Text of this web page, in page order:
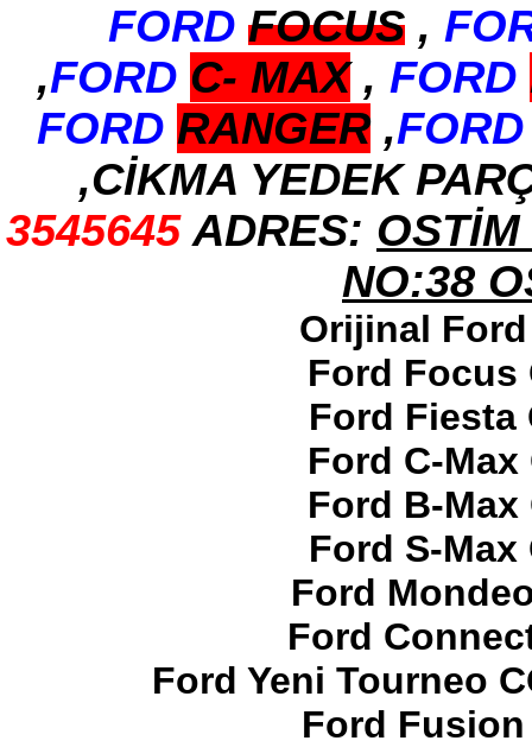
2017-2018 ford ranger arka
tampon
Ürün Kodu : 2017-2018 ford ranger
dirksiyon simidi
2017-2018 ford ranger
dirksiyon simidi
SOL ÖN KAPI DÖŞEMSİ
Ürün Kodu : 2017-2018 ford ranger şavft
FORD FOCUS,
,FORD C- MAX, FORD
FORD RANGER,FORD
,CİKMA YEDEK
3545645 ADRES:
NO:38
Orijinal Ford
Ford Focus
Ford Fiesta
Ford C-Max
Ford B-Max
Ford S-Max
Ford
Ford
Ford Yeni Tourneo
Ford Fusion